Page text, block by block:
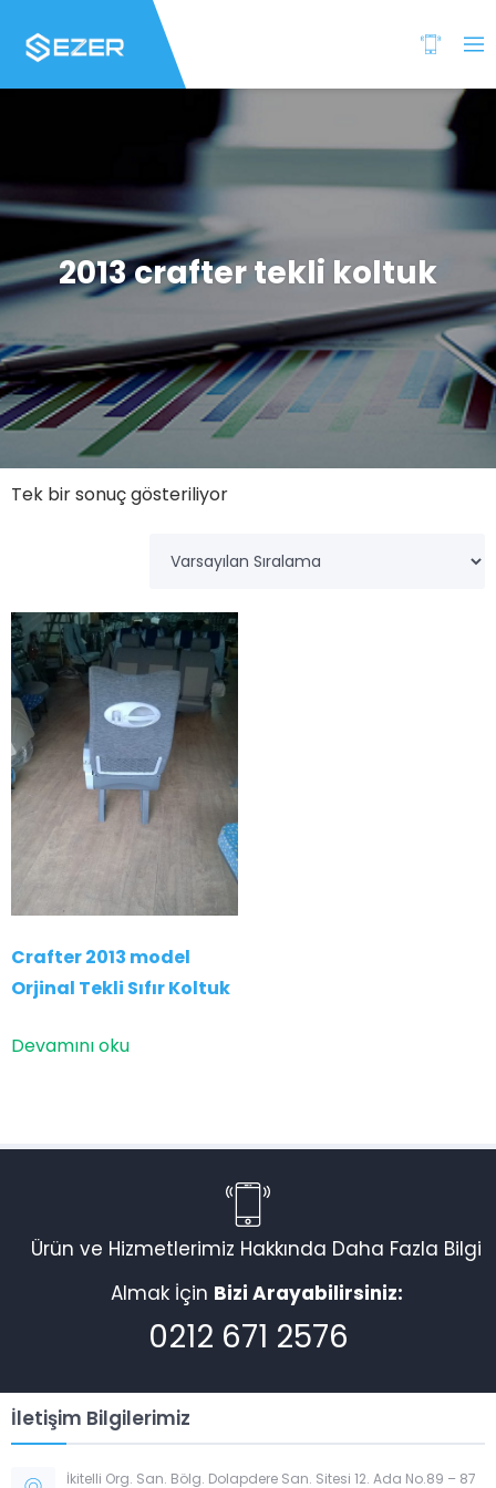
2013 crafter tekli koltuk
Tek bir sonuç gösteriliyor
Crafter 2013 model
Orjinal Tekli Sıfır Koltuk
Devamını oku
Ürün ve Hizmetlerimiz Hakkında Daha Fazla Bilgi
Almak İçin Bizi Arayabilirsiniz:
0212 671 2576
İletişim Bilgilerimiz
İkitelli Org. San. Bölg. Dolapdere San. Sitesi 12. Ada No.89 – 87